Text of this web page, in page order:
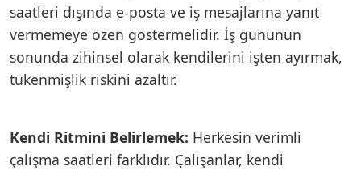
saatleri dışında e-posta ve iş mesajlarına yanıt
vermemeye özen göstermelidir. İş gününün
sonunda zihinsel olarak kendilerini işten ayırmak,
tükenmişlik riskini azaltır.
Kendi Ritmini Belirlemek: Herkesin verimli
çalışma saatleri farklıdır. Çalışanlar, kendi